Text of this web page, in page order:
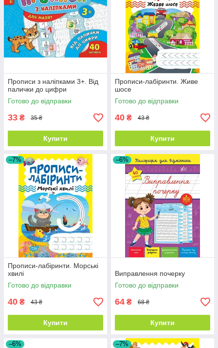
Прописи з наліпками 3+. Від
палички до цифри
Готово до відправки
33 ₴ 35 ₴
Купити
Прописи-лабіринти. Живе
шосе
Готово до відправки
40 ₴ 43 ₴
Купити
–7%
Прописи-лабіринти. Морські
хвилі
Готово до відправки
40 ₴ 43 ₴
Купити
–6%
Виправлення почерку
Готово до відправки
64 ₴ 68 ₴
Купити
–6% –7%